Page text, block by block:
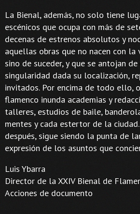
La Bienal, además, no solo tiene
escénicos que ocupa con más de
decenas de estrenos absolutos y
aquellas obras que no nacen con la
sino de suceder, y que se antojan
singularidad dada su localización,
invitados. Por encima de todo ello,
flamenco inunda academias y
talleres, estudios de baile,
mentes y cada estertor de la
después, sigue siendo la punta de
expresión de los asuntos que
Luis Ybarra
Director de la XXIV Bienal de
Acciones de documento